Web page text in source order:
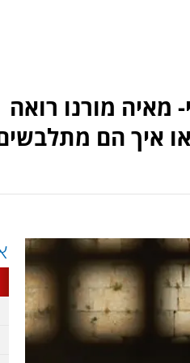
מאיה מורנו רואה
איך הם